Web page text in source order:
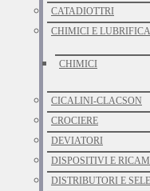
CATADIOTTRI
CHIMICI E
CHIMICI
CICALINI-CLACSON
CROCIERE
DEVIATORI
DISPOSITIVI E
DISTRIBUTORI E